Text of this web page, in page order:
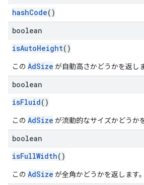
hashCode()
boolean
isAutoHeight()
この AdSize が自動高さかどうかを返し
boolean
isFluid()
この AdSize が流動的なサイズかどうか
boolean
isFullWidth()
この AdSize が全角かどうかを返します。